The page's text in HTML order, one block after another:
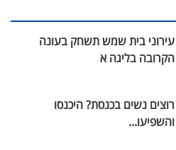
עירוני בית שמש תשחק בעונה
הקרובה בליגה א
רוצים נשים בכנסת? היכנסו
והשפיעו...